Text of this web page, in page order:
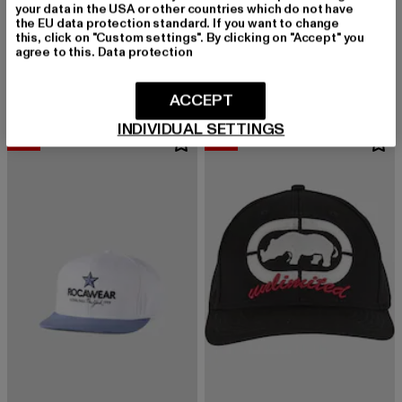
DEF
Sachet
DEF
Desiree
39,99 EUR
Derzeitiger Preis: 39,99 EUR
49,99 EURAktionspreis:
-10% -10%
your data in the USA or other countries which do not have
the EU data protection standard. If you want to change
this, click on "Custom settings". By clicking on "Accept" you
agree to this. Data protection
INDIVIDUAL SETTINGS
ACCEPT